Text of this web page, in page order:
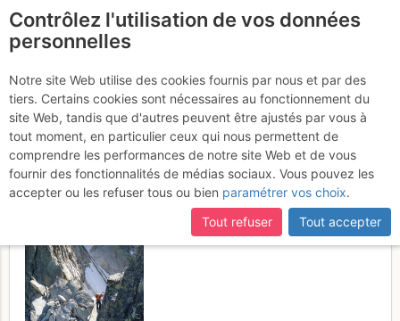
certaines pages ne sont plus accessibles, manquantes ou
incomplètes, déconnectez-vous puis reconnectez-vous à votre
compte sur le site.
Aiguille des Pélerins :
Arête Grütter intégrale
Samedi 29 juillet 2017
Contrôlez l'utilisation de vos données
personnelles
Notre site Web utilise des cookies fournis par nous et par des
tiers. Certains cookies sont nécessaires au fonctionnement du
site Web, tandis que d'autres peuvent être ajustés par vous à
tout moment, en particulier ceux qui nous permettent de
comprendre les performances de notre site Web et de vous
fournir des fonctionnalités de médias sociaux. Vous pouvez les
accepter ou les refuser tous ou bien paramétrer vos choix.
Tout refuser
Tout accepter